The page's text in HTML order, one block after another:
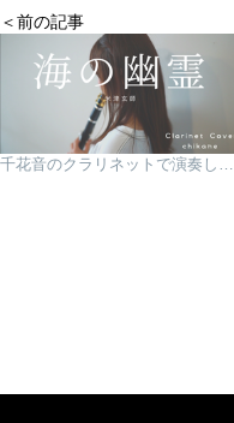
＜前の記事
千花音のクラリネットで演奏してみた vol.2 米津玄師『海の幽霊』